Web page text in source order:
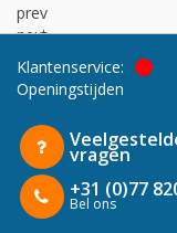
prev
next
Klantenservice:
Openingstijden
vragen
+31 (0)77
Bel ons